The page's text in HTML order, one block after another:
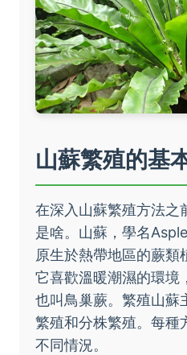
山蘇繁殖的基
在深入山蘇繁殖方法之
是啥。山蘇，學名
原生於熱帶地區的蕨類
它喜歡溫暖潮濕的環境
也叫鳥巢蕨。繁殖山蘇
繁殖和分株繁殖。每種
不同情況。